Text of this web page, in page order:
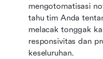
mengotomatisasi
tahu tim Anda
melacak tonggak
responsivitas dan
keseluruhan.